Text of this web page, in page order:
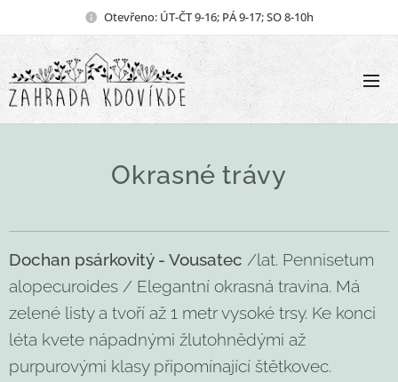
Otevřeno: ÚT-ČT 9-16; PÁ 9-17; SO 8-10h
Okrasné trávy
Dochan psárkovitý - Vousatec /lat. Pennisetum
alopecuroides / Elegantní okrasná travina. Má
zelené listy a tvoří až 1 metr vysoké trsy. Ke konci
léta kvete nápadnými žlutohnědými až
purpurovými klasy připomínající štětkovec.